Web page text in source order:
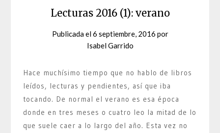
Lecturas 2016 (1): verano
Publicada el6 septiembre, 2016 por
Isabel Garrido
Hace muchísimo tiempo que no hablo de libros
leídos, lecturas y pendientes, así que iba
tocando. De normal el verano es esa época
donde en tres meses o cuatro leo la mitad de lo
que suele caer a lo largo del año. Esta vez no